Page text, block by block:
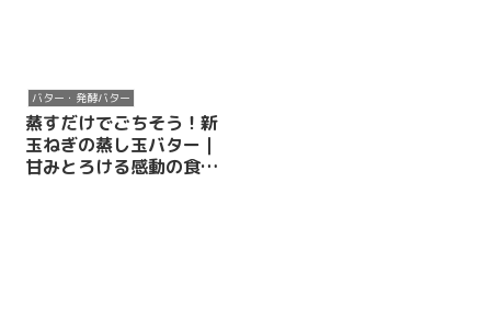
バター・発酵バター
蒸すだけでごちそう！新
玉ねぎの蒸し玉バター｜
甘みとろける感動の食べ